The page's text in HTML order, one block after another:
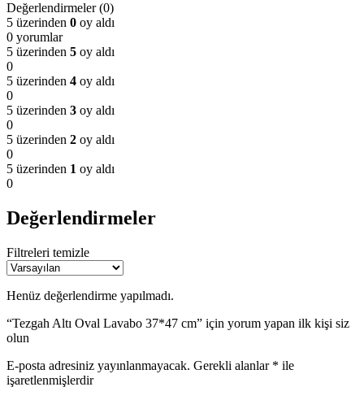
Değerlendirmeler (0)
5 üzerinden 0 oy aldı
0 yorumlar
5 üzerinden 5 oy aldı
0
5 üzerinden 4 oy aldı
0
5 üzerinden 3 oy aldı
0
5 üzerinden 2 oy aldı
0
5 üzerinden 1 oy aldı
0
Değerlendirmeler
Filtreleri temizle
Henüz değerlendirme yapılmadı.
“Tezgah Altı Oval Lavabo 37*47 cm” için yorum yapan ilk kişi siz
olun
E-posta adresiniz yayınlanmayacak. Gerekli alanlar * ile
işaretlenmişlerdir